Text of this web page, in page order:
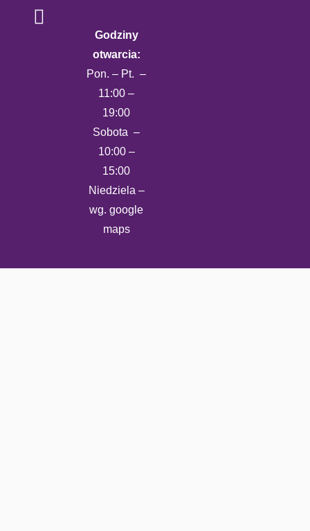
Godziny
otwarcia:
Pon. – Pt. –
11:00 –
19:00
Sobota –
10:00 –
15:00
Niedziela –
wg. google
maps